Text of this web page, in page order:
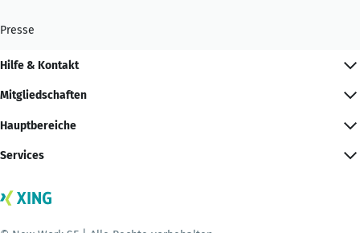
Presse
Hilfe & Kontakt
Mitgliedschaften
Hauptbereiche
Services